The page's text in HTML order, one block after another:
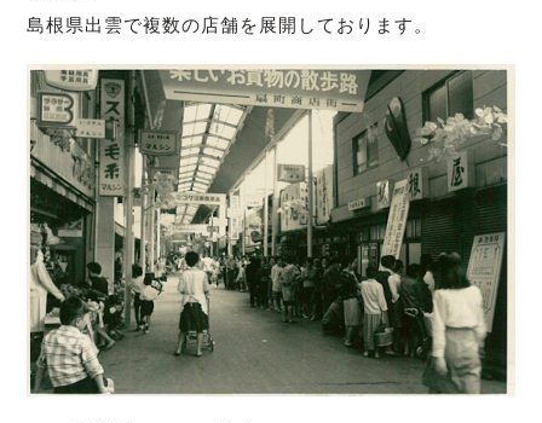
島根県出雲で複数の店舗を展開しております。